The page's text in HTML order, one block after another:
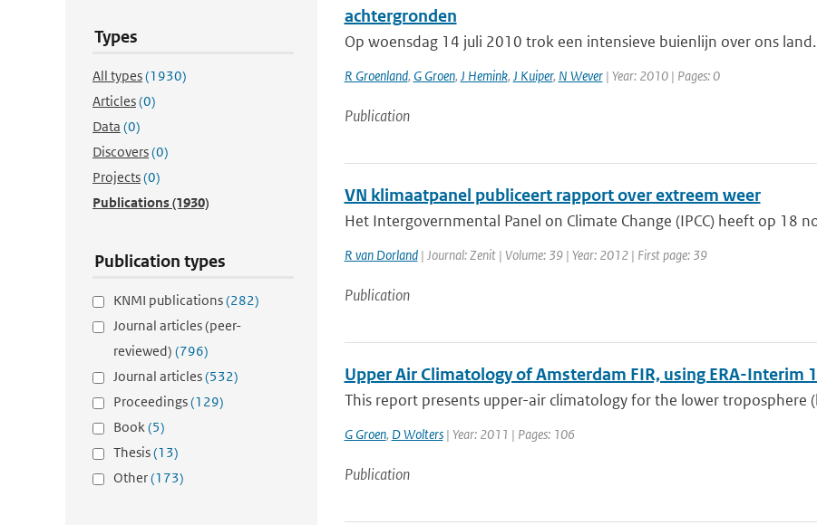
Types
All types(1930)
Articles(0)
Data (0)
Discovers(0)
Projects(0)
Publications(1930)
Publication types
KNMI publications(282)
Journal articles (peer-
reviewed) (796)
Journal articles(532)
Proceedings(129)
Book(5)
Thesis(13)
Other(173)
achtergronden
Op woensdag 14 juli 2010 trok een intensieve buienlijn over ons
R Groenland, G Groen, J Hemink, J Kuiper, N Wever| Year: 2010 | Pages: 0
Publication
VN klimaatpanel publiceert rapport over extreem weer
Het Intergovernmental Panel on Climate Change (IPCC) heeft op 18
R van Dorland| Journal: Zenit | Volume: 39 | Year: 2012 | First page: 39
Publication
Upper Air Climatology of Amsterdam FIR, using ERA-Interim
This report presents upper-air climatology for the lower troposphere
G Groen, D Wolters| Year: 2011 | Pages: 106
Publication